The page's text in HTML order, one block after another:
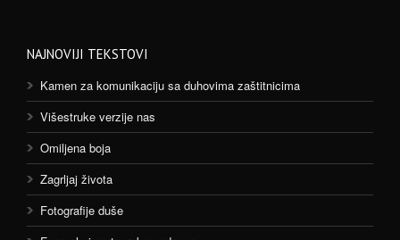
NAJNOVIJI TEKSTOVI
Kamen za komunikaciju sa duhovima zaštitnicima
Višestruke verzije nas
Omiljena boja
Zagrljaj života
Fotografije duše